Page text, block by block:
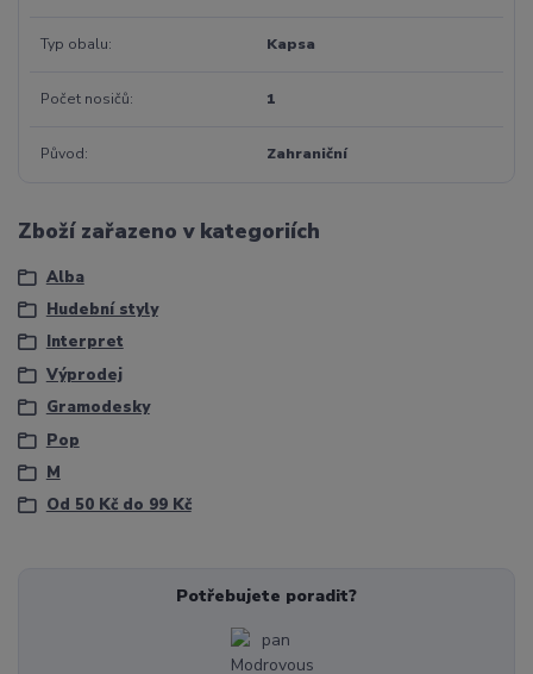
Typ obalu Kapsa
Počet nosičů 1
Původ Zahraniční
Zboží zařazeno v kategoriích
Alba
Hudební styly
Interpret
Výprodej
Gramodesky
Pop
M
Od 50 Kč do 99 Kč
Potřebujete poradit?